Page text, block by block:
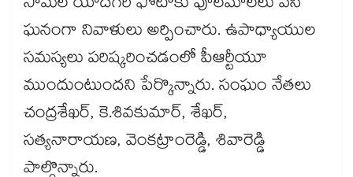
ఘనంగా నివాళులు అర్పించారు. ఉపాధ్యాయుల
సమస్యలు పరిష్కరించడంలో పీఆర్టీయూ
ముందుంటుందని పేర్కొన్నారు. సంఘం నేతలు
చంద్రశేఖర్, కె.శివకుమార్, శేఖర్,
సత్యనారాయణ, వెంకట్రాంరెడ్డి, శివారెడ్డి
పాల్గొన్నారు.